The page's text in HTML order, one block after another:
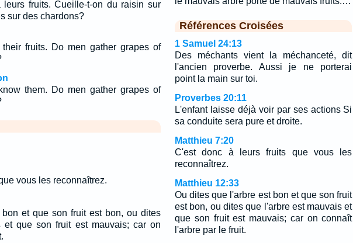
leurs fruits. Cueille-t-on du raisin sur
sur des chardons?
fruits. Do men gather grapes of
them. Do men gather grapes of
vous les reconnaîtrez.
et que son fruit est bon, ou dites
et que son fruit est mauvais; car on
Références Croisées
1 Samuel 24:13
Des méchants vient la méchanceté, dit
l'ancien proverbe. Aussi je ne porterai
point la main sur toi.
Proverbes 20:11
L'enfant laisse déjà voir par ses actions Si
sa conduite sera pure et droite.
Matthieu 7:20
C'est donc à leurs fruits que vous les
reconnaîtrez.
Matthieu 12:33
Ou dites que l'arbre est bon et que son fruit
est bon, ou dites que l'arbre est mauvais et
que son fruit est mauvais; car on connaît
l'arbre par le fruit.